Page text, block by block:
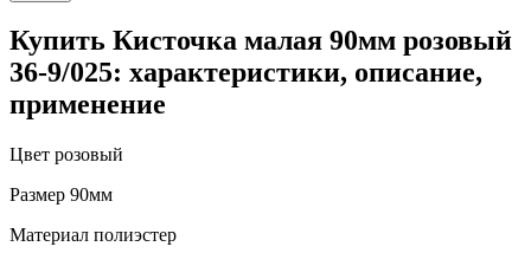
Купить Кисточка малая 90мм розовый
36-9/025: характеристики, описание,
применение
Цвет розовый
Размер 90мм
Материал полиэстер